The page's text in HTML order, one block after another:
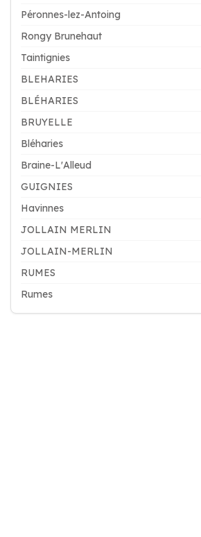
Péronnes-lez-Antoing
Rongy Brunehaut
Taintignies
BLEHARIES
BLÉHARIES
BRUYELLE
Bléharies
Braine-L'Alleud
GUIGNIES
Havinnes
JOLLAIN MERLIN
JOLLAIN-MERLIN
RUMES
Rumes